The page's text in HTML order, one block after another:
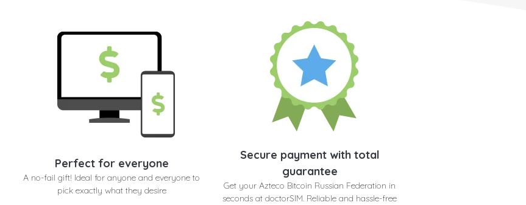
Perfect for everyone
A no-fail gift! Ideal for anyone and everyone to
pick exactly what they desire
Secure payment with total
guarantee
Get your Azteco Bitcoin Russian Federation in
seconds at doctorSIM. Reliable and hassle-free